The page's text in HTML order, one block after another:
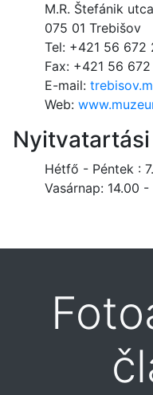
M.R. Štefánik
075 01 Trebišov
Tel: +421 56 672
Fax: +421 56
E-mail:
Web:
Hétfő - Péntek :
Vasárnap: 14.00 -